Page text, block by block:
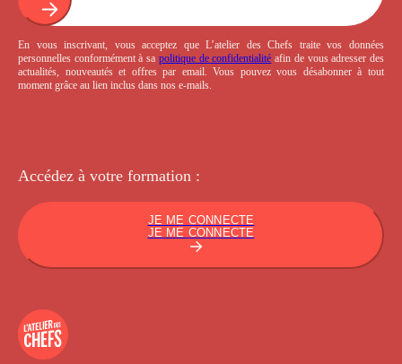
En vous inscrivant, vous acceptez que L’atelier des Chefs traite vos données
personnelles conformément à sa politique de confidentialité afin de vous adresser des
actualités, nouveautés et offres par email. Vous pouvez vous désabonner à tout
moment grâce au lien inclus dans nos e-mails.
Accédez à votre formation :
JE ME CONNECTE
JE ME CONNECTE